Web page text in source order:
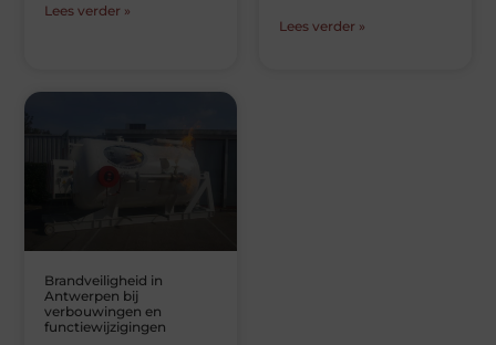
Lees verder »
Lees verder »
Brandveiligheid in
Antwerpen bij
verbouwingen en
functiewijzigingen